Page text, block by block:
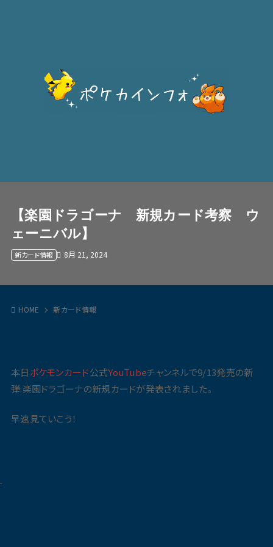
【楽園ドラゴーナ 新規カード考察 ウ
ェーニバル】
8月 21, 2024
新カード情報
HOME 新カード情報
本日ポケモンカード公式YouTubeチャンネルで9/13発売の新
弾:楽園ドラゴーナの新規カードが発表されました。
早速見ていこう！